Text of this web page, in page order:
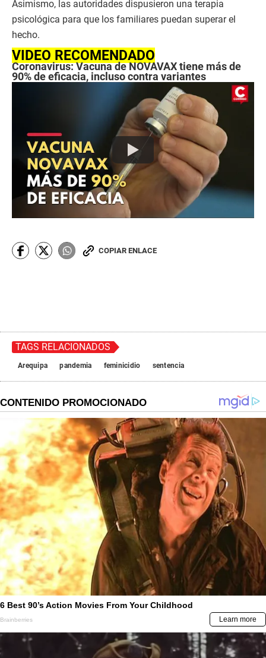
Asimismo, las autoridades dispusieron una terapia
psicológica para que los familiares puedan superar el
hecho.
VIDEO RECOMENDADO
Coronavirus: Vacuna de NOVAVAX tiene más de
90% de eficacia, incluso contra variantes
COPIAR ENLACE
TAGS RELACIONADOS
Arequipa pandemia feminicidio sentencia